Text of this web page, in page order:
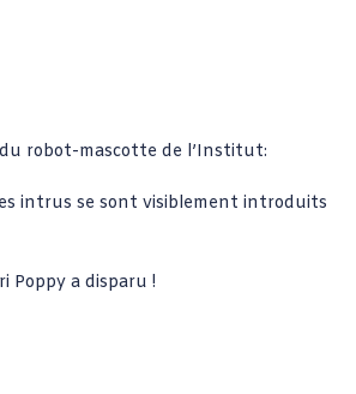
robot-mascotte de l’Institut:
intrus se sont visiblement introduits
Poppy a disparu !